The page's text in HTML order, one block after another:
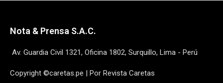
Nota & Prensa S.A.C.
Av. Guardia Civil 1321, Oficina 1802, Surquillo, Lima - Perú
Copyright ©caretas.pe | Por Revista Caretas